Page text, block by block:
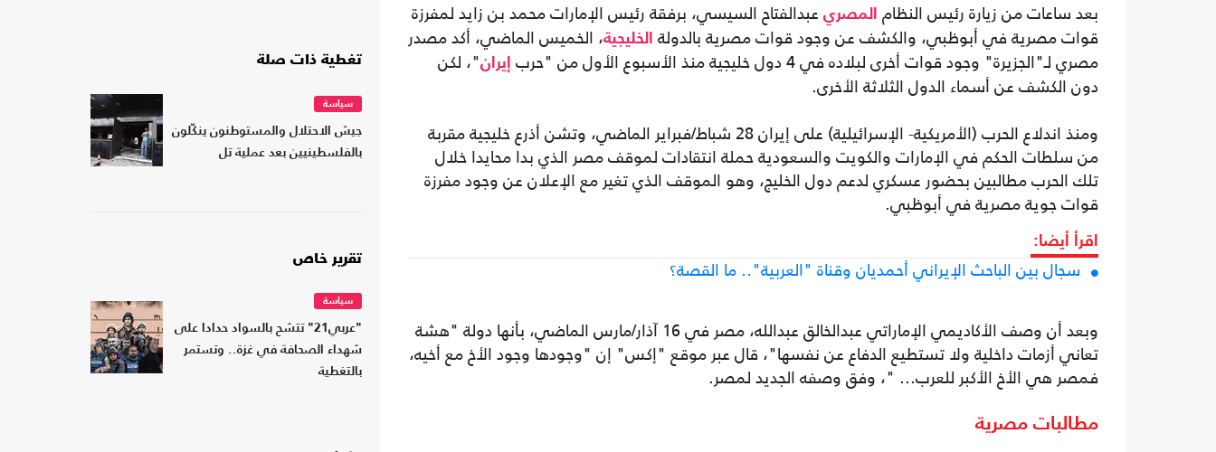
بعد ساعات من زيارة رئيس النظام المصري عبدالفتاح السيسي، برفقة رئيس الإمارات محمد بن زايد لمفرزة
قوات مصرية في أبوظبي، والكشف عن وجود قوات مصرية بالدولة
الخليجية، الخميس الماضي، أكد مصدر
مصري لـ"الجزيرة" وجود قوات أخرى لبلاده في 4 دول خليجية منذ الأسبوع الأول من "حرب
إيران"، لكن
دون الكشف عن أسماء الدول الثلاثة الأخرى.
ومنذ اندلاع الحرب (الأمريكية- الإسرائيلية) على إيران 28 شباط/فبراير الماضي، وتشن أذرع خليجية مقربة
من سلطات الحكم في الإمارات والكويت والسعودية حملة انتقادات لموقف مصر الذي بدا محايدا خلال
تلك الحرب مطالبين بحضور عسكري لدعم دول الخليج، وهو الموقف الذي تغير مع الإعلان عن وجود مفرزة
قوات جوية مصرية في أبوظبي.
اقرأ أيضا:
سجال بين الباحث الإيراني أحمديان وقناة "العربية".. ما القصة؟
وبعد أن وصف الأكاديمي الإماراتي عبدالخالق عبدالله، مصر في 16 آذار/مارس الماضي، بأنها دولة "هشة
تعاني أزمات داخلية ولا تستطيع الدفاع عن نفسها"، قال عبر موقع "إكس" إن "وجودها وجود الأخ مع أخيه،
فمصر هي الأخ الأكبر للعرب... "، وفق وصفه الجديد لمصر.
مطالبات مصرية
تغطية ذات صلة
سياسة
جيش الاحتلال والمستوطنون ينكّلون
بالفلسطينيين بعد عملية تل
تقرير خاص
سياسة
"عربي21" تتشح بالسواد حدادا على
شهداء الصحافة في غزة.. وتستمر
بالتغطية